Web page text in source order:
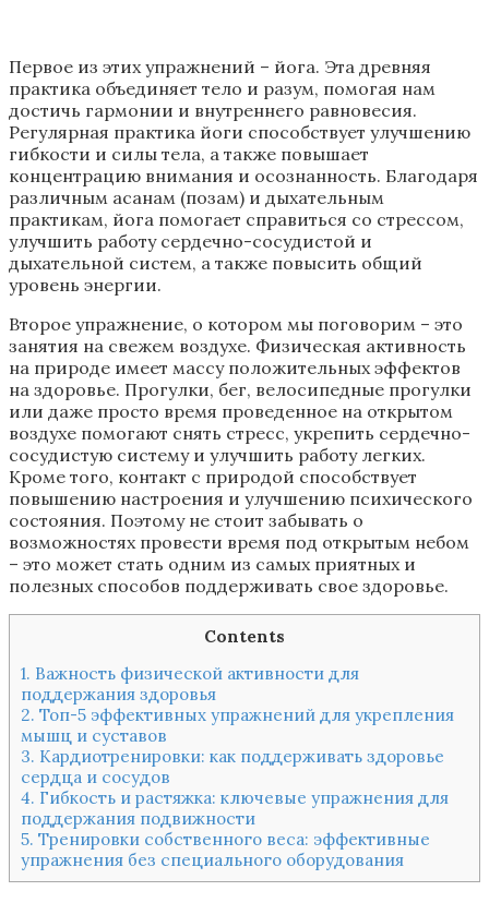
Первое из этих упражнений – йога. Эта древняя
практика объединяет тело и разум, помогая нам
достичь гармонии и внутреннего равновесия.
Регулярная практика йоги способствует улучшению
гибкости и силы тела, а также повышает
концентрацию внимания и осознанность. Благодаря
различным асанам (позам) и дыхательным
практикам, йога помогает справиться со стрессом,
улучшить работу сердечно-сосудистой и
дыхательной систем, а также повысить общий
уровень энергии.
Второе упражнение, о котором мы поговорим – это
занятия на свежем воздухе. Физическая активность
на природе имеет массу положительных эффектов
на здоровье. Прогулки, бег, велосипедные прогулки
или даже просто время проведенное на открытом
воздухе помогают снять стресс, укрепить сердечно-
сосудистую систему и улучшить работу легких.
Кроме того, контакт с природой способствует
повышению настроения и улучшению психического
состояния. Поэтому не стоит забывать о
возможностях провести время под открытым небом
– это может стать одним из самых приятных и
полезных способов поддерживать свое здоровье.
Contents
1. Важность физической активности для
поддержания здоровья
2. Топ-5 эффективных упражнений для укрепления
мышц и суставов
3. Кардиотренировки: как поддерживать здоровье
сердца и сосудов
4. Гибкость и растяжка: ключевые упражнения для
поддержания подвижности
5. Тренировки собственного веса: эффективные
упражнения без специального оборудования